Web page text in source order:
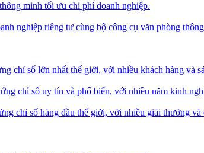
minh tối ưu chi phí doanh nghiệp.
nghiệp riêng tư cùng bộ công cụ văn phòng
chỉ số lớn nhất thế giới, với nhiều khách hàng và
chỉ số uy tín và phổ biến, với nhiều năm kinh
chỉ số hàng đầu thế giới, với nhiều giải thưởng